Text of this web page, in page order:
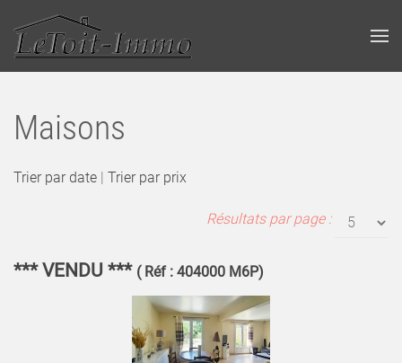
Maisons
Trier par date | Trier par prix
Résultats par page :
*** VENDU *** ( Réf : 404000 M6P)